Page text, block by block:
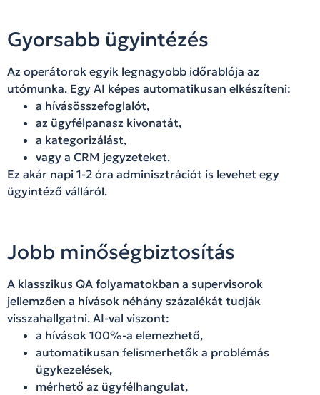
Gyorsabb ügyintézés
Az operátorok egyik legnagyobb időrablója az
utómunka. Egy AI képes automatikusan elkészíteni:
a hívásösszefoglalót,
az ügyfélpanasz kivonatát,
a kategorizálást,
vagy a CRM jegyzeteket.
Ez akár napi 1-2 óra adminisztrációt is levehet egy
ügyintéző válláról.
Jobb minőségbiztosítás
A klasszikus QA folyamatokban a supervisorok
jellemzően a hívások néhány százalékát tudják
visszahallgatni. AI-val viszont:
a hívások 100%-a elemezhető,
automatikusan felismerhetők a problémás
ügykezelések,
mérhető az ügyfélhangulat,